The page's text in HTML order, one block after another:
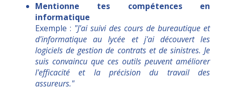
Mentionne tes compétences en
informatique
Exemple : "J'ai suivi des cours de bureautique et
d'informatique au lycée et j'ai découvert les
logiciels de gestion de contrats et de sinistres. Je
suis convaincu que ces outils peuvent améliorer
l'efficacité et la précision du travail des
assureurs."